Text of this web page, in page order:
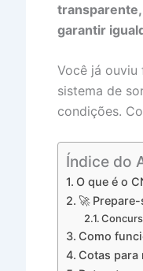
transparente,
garantir
Você já ouviu
sistema de
condições.
Índice do
O que é o
🚀
Como
Cotas para